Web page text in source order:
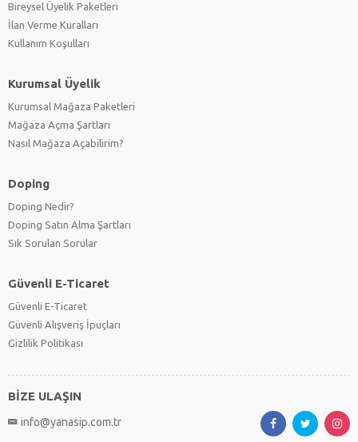
Bireysel Üyelik Paketleri
İlan Verme Kuralları
Kullanım Koşulları
Kurumsal Üyelik
Kurumsal Mağaza Paketleri
Mağaza Açma Şartları
Nasıl Mağaza Açabilirim?
Doping
Doping Nedir?
Doping Satın Alma Şartları
Sık Sorulan Sorular
Güvenli E-Ticaret
Güvenli E-Ticaret
Güvenli Alışveriş İpuçları
Gizlilik Politikası
BİZE ULAŞIN
info@yanasip.com.tr